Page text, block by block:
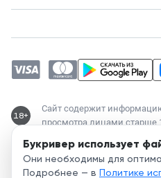
Букривер использует
Они необходимы для
Подробнее — в Политике
Магические академии
Современный любовный роман
Любовное фэнтези
18+
Сайт содержит
просмотра лицами старше
Служба поддержки:
support@bookriver.ru